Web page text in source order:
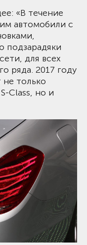
«В течение
автомобили с
для всех
ряда. 2017 году
не только
Class, но и